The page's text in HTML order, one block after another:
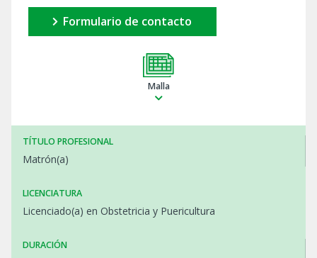
Formulario de contacto
Malla
TÍTULO PROFESIONAL
Matrón(a)
LICENCIATURA
Licenciado(a) en Obstetricia y Puericultura
DURACIÓN